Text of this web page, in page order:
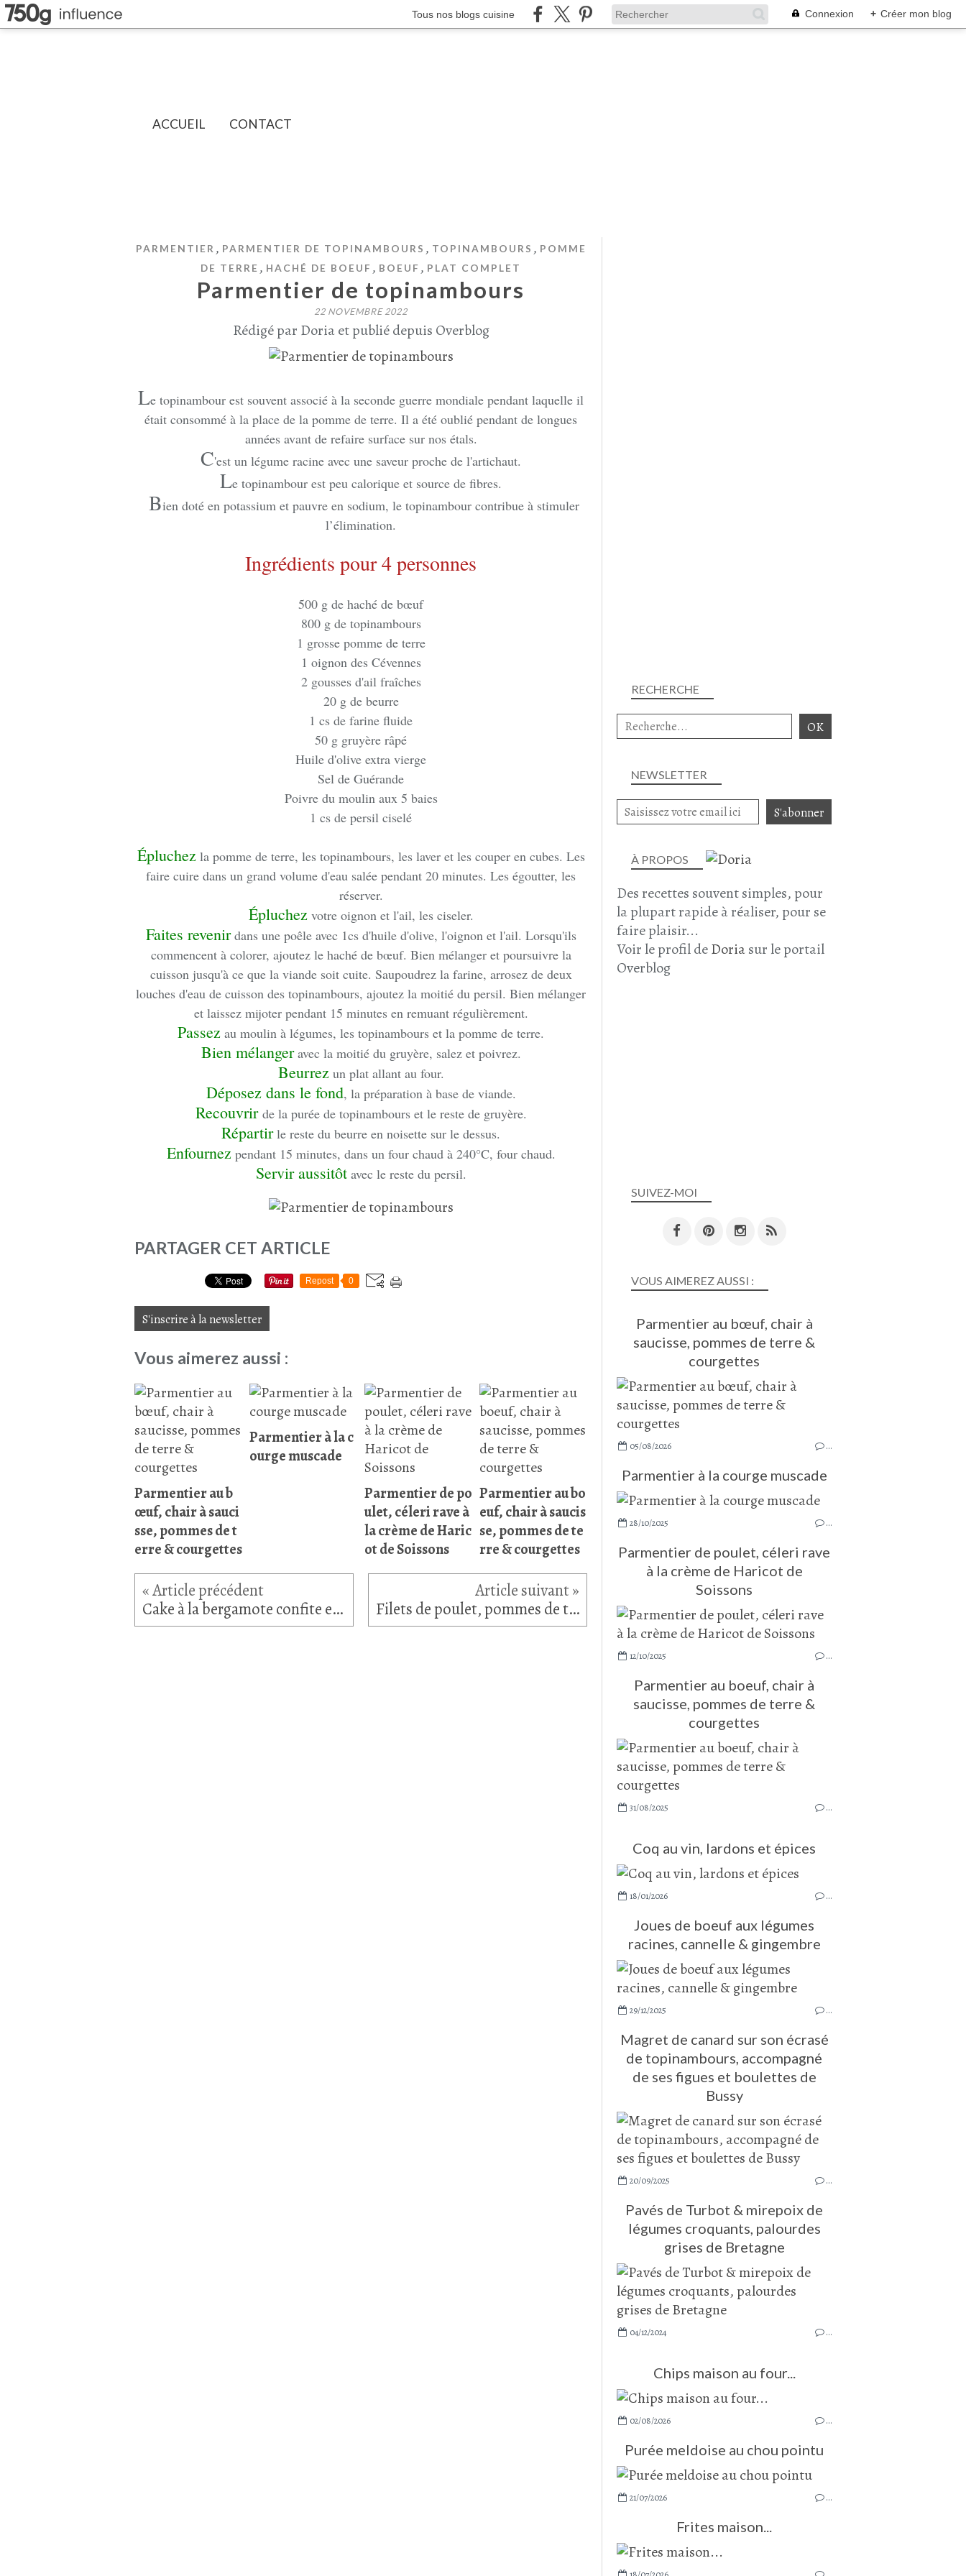
Tous nos blogs cuisine Connexion + Créer mon blog
ACCUEIL CONTACT
PARMENTIER , PARMENTIER DE TOPINAMBOURS , TOPINAMBOURS , POMME
DE TERRE , HACHÉ DE BOEUF , BOEUF , PLAT COMPLET
Parmentier de topinambours
22 NOVEMBRE 2022
Rédigé par Doria et publié depuis Overblog
Le topinambour est souvent associé à la seconde guerre mondiale pendant laquelle il
était consommé à la place de la pomme de terre. Il a été oublié pendant de longues
années avant de refaire surface sur nos étals.
C'est un légume racine avec une saveur proche de l'artichaut.
Le topinambour est peu calorique et source de fibres.
Bien doté en potassium et pauvre en sodium, le topinambour contribue à stimuler
l’élimination.
Ingrédients pour 4 personnes
500 g de haché de bœuf
800 g de topinambours
1 grosse pomme de terre
1 oignon des Cévennes
2 gousses d'ail fraîches
20 g de beurre
1 cs de farine fluide
50 g gruyère râpé
Huile d'olive extra vierge
Sel de Guérande
Poivre du moulin aux 5 baies
1 cs de persil ciselé
Épluchezla pomme de terre, les topinambours, les laver et les couper en cubes. Les
faire cuire dans un grand volume d'eau salée pendant 20 minutes. Les égoutter, les
réserver.
Épluchezvotre oignon et l'ail, les ciseler.
Faites revenirdans une poêle avec 1cs d'huile d'olive, l'oignon et l'ail. Lorsqu'ils
commencent à colorer, ajoutez le haché de bœuf. Bien mélanger et poursuivre la
cuisson jusqu'à ce que la viande soit cuite. Saupoudrez la farine, arrosez de deux
louches d'eau de cuisson des topinambours, ajoutez la moitié du persil. Bien mélanger
et laissez mijoter pendant 15 minutes en remuant régulièrement.
Passez au moulin à légumes, les topinambours et la pomme de terre.
Bien mélangeravec la moitié du gruyère, salez et poivrez.
Beurrezun plat allant au four.
Déposez dans le fond, la préparation à base de viande.
Recouvrir de la purée de topinambours et le reste de gruyère.
Répartirle reste du beurre en noisette sur le dessus.
Enfournezpendant 15 minutes, dans un four chaud à 240°C, four chaud.
Servir aussitôtavec le reste du persil.
PARTAGER CET ARTICLE
Repost 0
S'inscrire à la newsletter
Vous aimerez aussi :
Parmentier au b
œuf, chair à sauci
sse, pommes de t
erre & courgettes
Parmentier à la c
ourge muscade
Parmentier de po
ulet, céleri rave à
la crème de Haric
ot de Soissons
Parmentier au bo
euf, chair à saucis
se, pommes de te
rre & courgettes
Cake à la bergamote confite et compote de pommes Filets de poulet, pommes de terre rattes, sauce au curcuma fumée
NEWSLETTER
SUIVEZ-MOI
RECHERCHE
À PROPOS
Des recettes souvent simples, pour
la plupart rapide à réaliser, pour se
faire plaisir...
Voir le profil deDoriasur le portail
Overblog
VOUS AIMEREZ AUSSI :
Parmentier au bœuf, chair à
saucisse, pommes de terre &
courgettes
05/08/2026 …
Parmentier à la courge muscade
28/10/2025 …
Parmentier de poulet, céleri rave
à la crème de Haricot de
Soissons
12/10/2025 …
Parmentier au boeuf, chair à
saucisse, pommes de terre &
courgettes
31/08/2025 …
Coq au vin, lardons et épices
18/01/2026 …
Joues de boeuf aux légumes
racines, cannelle & gingembre
29/12/2025 …
Magret de canard sur son écrasé
de topinambours, accompagné
de ses figues et boulettes de
Bussy
20/09/2025 …
Pavés de Turbot & mirepoix de
légumes croquants, palourdes
grises de Bretagne
04/12/2024 …
Chips maison au four...
02/08/2026 …
Purée meldoise au chou pointu
21/07/2026 …
Frites maison...